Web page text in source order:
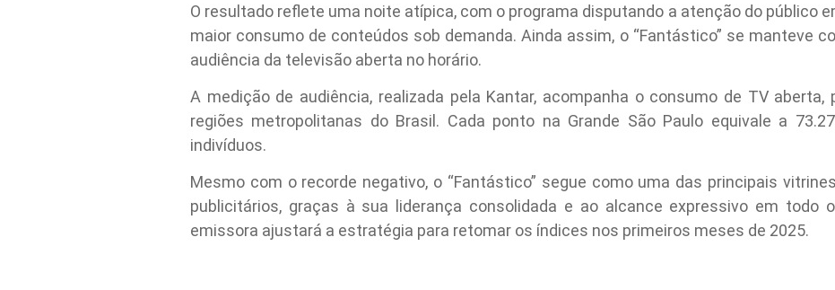
O resultado reflete uma noite atípica, com o programa disputando a atenção do público
maior consumo de conteúdos sob demanda. Ainda assim, o “Fantástico” se manteve
audiência da televisão aberta no horário.
A medição de audiência, realizada pela Kantar, acompanha o consumo de TV
regiões metropolitanas do Brasil. Cada ponto na Grande São Paulo equivale a
indivíduos.
Mesmo com o recorde negativo, o “Fantástico” segue como uma das principais
publicitários, graças à sua liderança consolidada e ao alcance expressivo em todo
emissora ajustará a estratégia para retomar os índices nos primeiros meses de 2025.